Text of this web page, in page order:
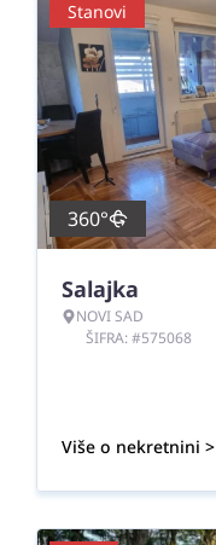
Stanovi
360°
Salajka
NOVI SAD
ŠIFRA: #575068
Više o nekretnini >